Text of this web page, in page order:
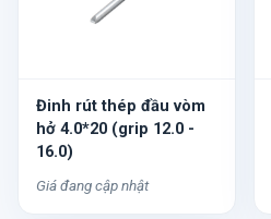
Đinh rút thép đầu vòm
hở 4.0*20 (grip 12.0 -
16.0)
Giá đang cập nhật